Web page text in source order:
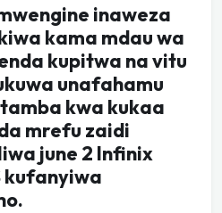
inaweza
kama mdau wa
kupitwa na vitu
unafahamu
kwa kukaa
mrefu zaidi
june 2 Infinix
kufanyiwa